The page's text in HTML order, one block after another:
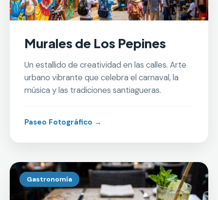
Murales de Los Pepines
Un estallido de creatividad en las calles. Arte
urbano vibrante que celebra el carnaval, la
música y las tradiciones santiagueras.
Paseo Fotográfico →
Gastronomía